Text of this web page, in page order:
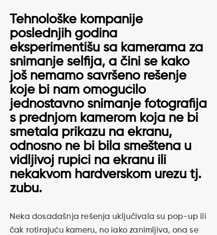
Tehnološke kompanije
poslednjih godina
eksperimentišu sa kamerama za
snimanje selfija, a čini se kako
još nemamo savršeno rešenje
koje bi nam omogućilo
jednostavno snimanje fotografija
s prednjom kamerom koja ne bi
smetala prikazu na ekranu,
odnosno ne bi bila smeštena u
vidljivoj rupici na ekranu ili
nekakvom hardverskom urezu tj.
zubu.
Neka dosadašnja rešenja uključivala su pop-up ili
čak rotirajuću kameru, no iako zanimljiva, ona se